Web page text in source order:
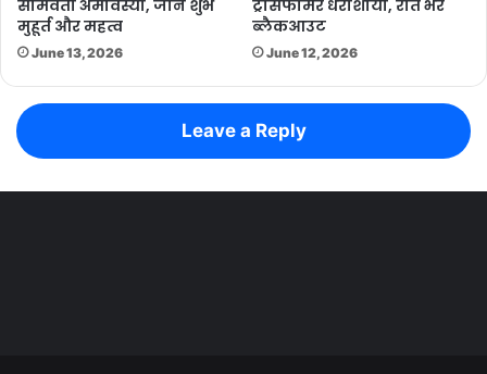
सोमवती अमावस्या, जानें शुभ
मुहूर्त और महत्व
June 13, 2026
ट्रांसफार्मर धराशायी, रात भर
ब्लैकआउट
June 12, 2026
Leave a Reply